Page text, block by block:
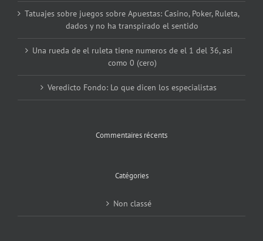
Tatuajes sobre juegos sobre Apuestas: Casino, Poker, Ruleta,
dados y no ha transpirado el sentido
Una rueda de el ruleta tiene numeros de el 1 del 36, asi
como 0 (cero)
Veredicto Fondo: Lo que dicen los especialistas
Commentaires récents
Catégories
Non classé